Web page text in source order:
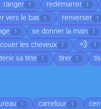
ranger 1 redémarrer 1
vers le bas 1 renverser 1
1 se donner la main 1
les cheveux 1 💨 1
tenir sa tête 1 tirer 1
1 carrefour 1